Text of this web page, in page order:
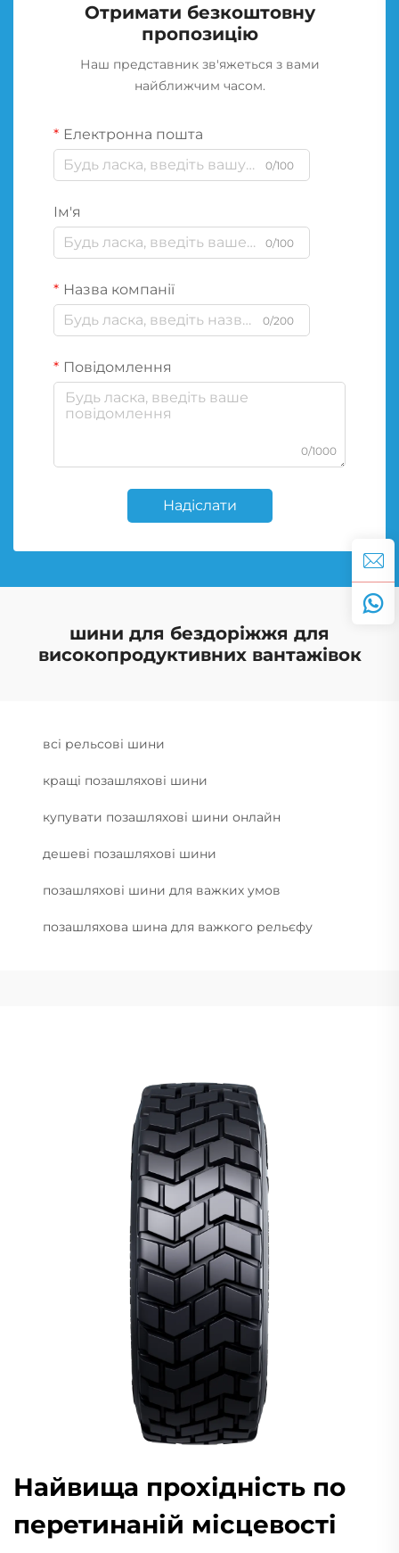
Отримати безкоштовну
пропозицію
Наш представник зв'яжеться з вами
найближчим часом.
Електронна пошта
0/100
Ім'я
0/100
Назва компанії
0/200
Повідомлення
0/1000
Надіслати
шини для бездоріжжя для
високопродуктивних вантажівок
всі рельсові шини
кращі позашляхові шини
купувати позашляхові шини онлайн
дешеві позашляхові шини
позашляхові шини для важких умов
позашляхова шина для важкого рельєфу
Найвища прохідність по
перетинаній місцевості